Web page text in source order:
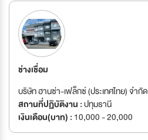
ช่างเชื่อม
บริษัท ฮานซ่า-เฟล็กซ์ (ประเทศไทย) จำกัด
สถานที่ปฏิบัติงาน :ปทุมธานี
เงินเดือน(บาท) : 10,000 - 20,000